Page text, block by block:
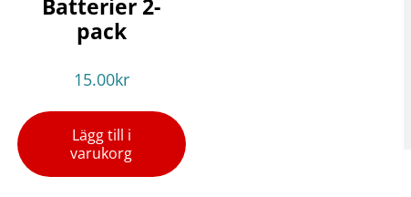
Batterier 2-
pack
15.00kr
Lägg till i
varukorg